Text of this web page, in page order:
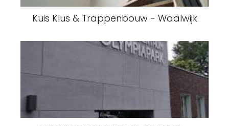
Kuis Klus & Trappenbouw - Waalwijk